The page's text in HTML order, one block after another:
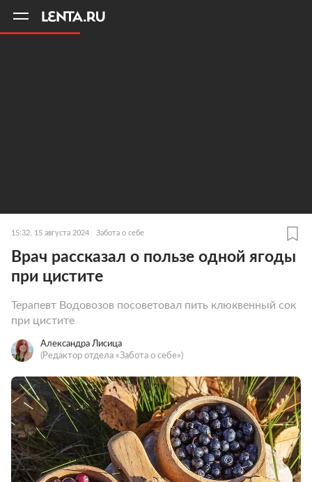
15:32, 15 августа 2024 Забота о себе
Врач рассказал о пользе одной ягоды
при цистите
Терапевт Водовозов посоветовал пить клюквенный сок
при цистите
Александра Лисица
(Редактор отдела «Забота о себе»)